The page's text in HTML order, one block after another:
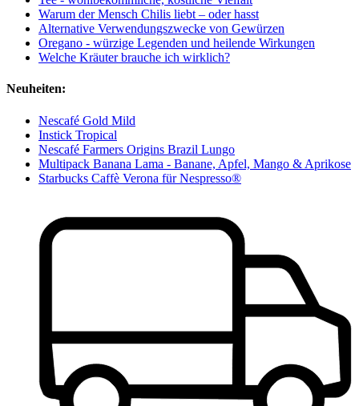
Warum der Mensch Chilis liebt – oder hasst
Alternative Verwendungszwecke von Gewürzen
Oregano - würzige Legenden und heilende Wirkungen
Welche Kräuter brauche ich wirklich?
Neuheiten:
Nescafé Gold Mild
Instick Tropical
Nescafé Farmers Origins Brazil Lungo
Multipack Banana Lama - Banane, Apfel, Mango & Aprikose
Starbucks Caffè Verona für Nespresso®